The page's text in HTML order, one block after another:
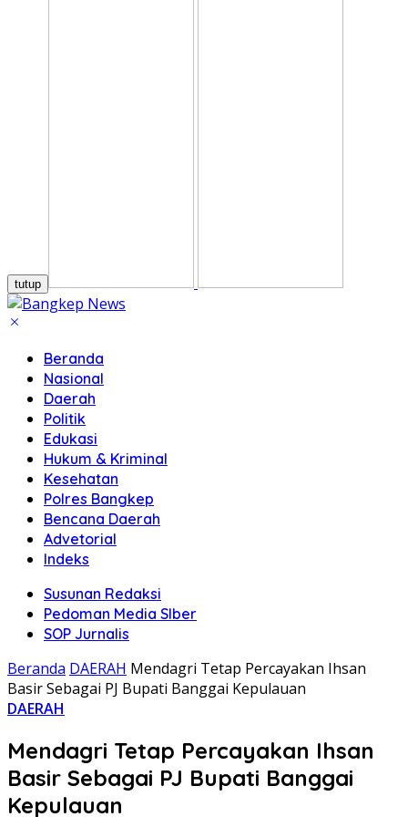
tutup
Beranda
Nasional
Daerah
Politik
Edukasi
Hukum & Kriminal
Kesehatan
Polres Bangkep
Bencana Daerah
Advetorial
Indeks
Susunan Redaksi
Pedoman Media SIber
SOP Jurnalis
Beranda DAERAH Mendagri Tetap Percayakan Ihsan
Basir Sebagai PJ Bupati Banggai Kepulauan
DAERAH
Mendagri Tetap Percayakan Ihsan
Basir Sebagai PJ Bupati Banggai
Kepulauan